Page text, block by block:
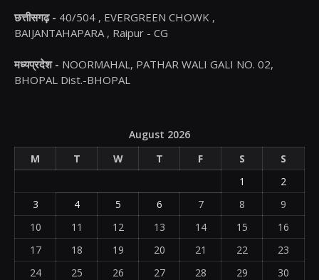
छत्तीसगढ़ - 40/504 , EVERGREEN CHOWK ,
BAIJANTAHAPARA , Raipur - CG
मध्यप्रदेश - NOORMAHAL, PATHAR WALI GALI NO. 02,
BHOPAL Dist.-BHOPAL
August 2026
M
T W T F S
S
1
2
3
4 5 6 7 8
9
10
11 12 13 14 15
16
17
18 19 20 21 22
23
24
25 26 27 28 29
30